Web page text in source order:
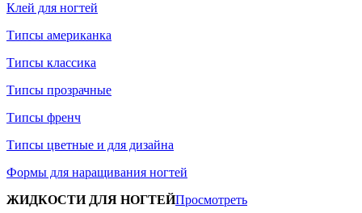
Клей для ногтей
Типсы американка
Типсы классика
Типсы прозрачные
Типсы френч
Типсы цветные и для дизайна
Формы для наращивания ногтей
ЖИДКОСТИ ДЛЯ НОГТЕЙПросмотреть